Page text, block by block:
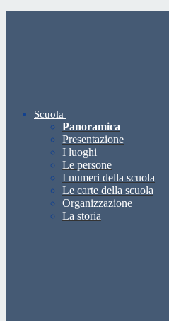
Scuola
Panoramica
Presentazione
I luoghi
Le persone
I numeri della scuola
Le carte della scuola
Organizzazione
La storia